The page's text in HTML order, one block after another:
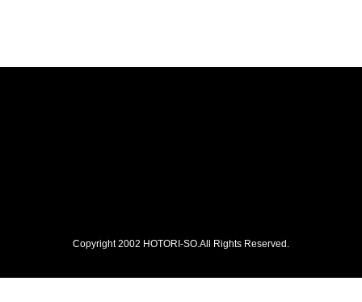
Copyright 2002 HOTORI-SO.All Rights Reserved.